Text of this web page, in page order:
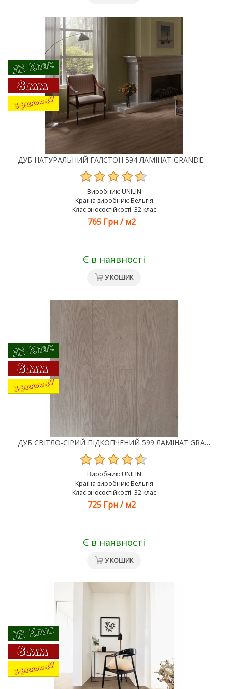
ДУБ НАТУРАЛЬНИЙ ГАЛСТОН 594 ЛАМІНАТ GRANDECO CHARME
Виробник: UNILIN
Країна виробник: Бельгія
Клас зносостійкості: 32 клас
765 Грн /м2
Є в наявності
У КОШИК
ДУБ СВІТЛО-СІРИЙ ПІДКОПЧЕНИЙ 599 ЛАМІНАТ GRANDECO CHARME
Виробник: UNILIN
Країна виробник: Бельгія
Клас зносостійкості: 32 клас
725 Грн /м2
Є в наявності
У КОШИК